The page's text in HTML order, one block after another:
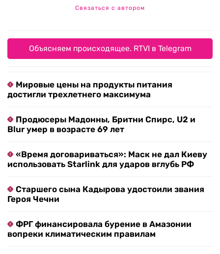
Связаться с автором
Объясняем происходящее. RTVI в Telegram
Мировые цены на продукты питания
достигли трехлетнего максимума
Продюсеры Мадонны, Бритни Спирс, U2 и
Blur умер в возрасте 69 лет
«Время договариваться»: Маск не дал Киеву
использовать Starlink для ударов вглубь РФ
Старшего сына Кадырова удостоили звания
Героя Чечни
ФРГ финансировала бурение в Амазонии
вопреки климатическим правилам